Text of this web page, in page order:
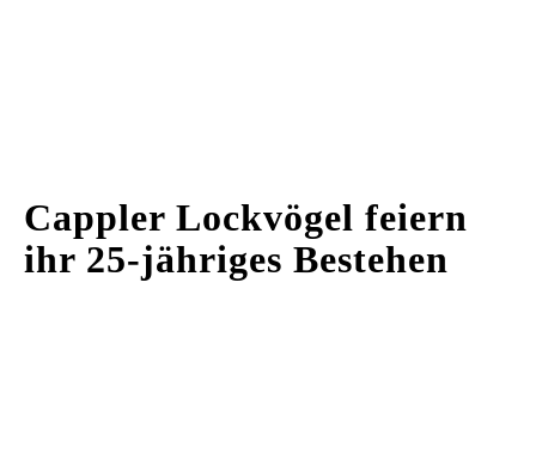
Cappler Lockvögel feiern
ihr 25-jähriges Bestehen